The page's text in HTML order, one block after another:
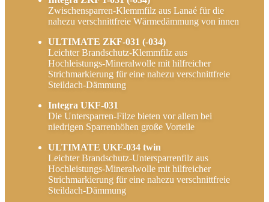
Zwischensparren-Klemmfilz aus Lanaé für die
nahezu verschnittfreie Wärmedämmung von innen
ULTIMATE ZKF-031 (-034)
Leichter Brandschutz-Klemmfilz aus
Hochleistungs-Mineralwolle mit hilfreicher
Strichmarkierung für eine nahezu verschnittfreie
Steildach-Dämmung
Integra UKF-031
Die Untersparren-Filze bieten vor allem bei
niedrigen Sparrenhöhen große Vorteile
ULTIMATE UKF-034 twin
Leichter Brandschutz-Untersparrenfilz aus
Hochleistungs-Mineralwolle mit hilfreicher
Strichmarkierung für eine nahezu verschnittfreie
Steildach-Dämmung